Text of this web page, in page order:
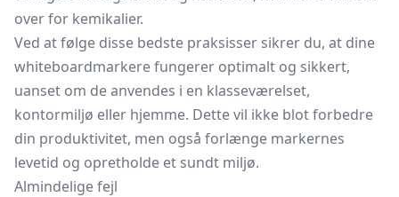
over for kemikalier.
Ved at følge disse bedste praksisser sikrer du, at dine
whiteboardmarkere fungerer optimalt og sikkert,
uanset om de anvendes i en klasseværelset,
kontormiljø eller hjemme. Dette vil ikke blot forbedre
din produktivitet, men også forlænge markernes
levetid og opretholde et sundt miljø.
Almindelige fejl